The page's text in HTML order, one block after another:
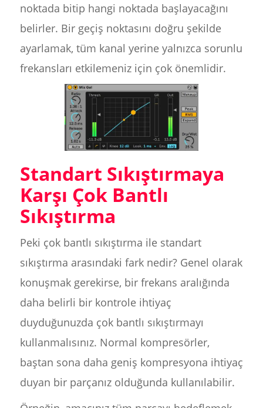
noktada bitip hangi noktada başlayacağını
belirler. Bir geçiş noktasını doğru şekilde
ayarlamak, tüm kanal yerine yalnızca sorunlu
frekansları etkilemeniz için çok önemlidir.
Standart Sıkıştırmaya
Karşı Çok Bantlı
Sıkıştırma
Peki çok bantlı sıkıştırma ile standart
sıkıştırma arasındaki fark nedir? Genel olarak
konuşmak gerekirse, bir frekans aralığında
daha belirli bir kontrole ihtiyaç
duyduğunuzda çok bantlı sıkıştırmayı
kullanmalısınız. Normal kompresörler,
baştan sona daha geniş kompresyona ihtiyaç
duyan bir parçanız olduğunda kullanılabilir.